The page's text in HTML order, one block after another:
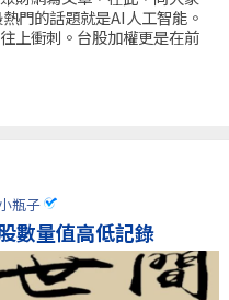
門的話題就是AI人工智能。
上衝刺。台股加權更是在前
瓶子
數量值高低記錄